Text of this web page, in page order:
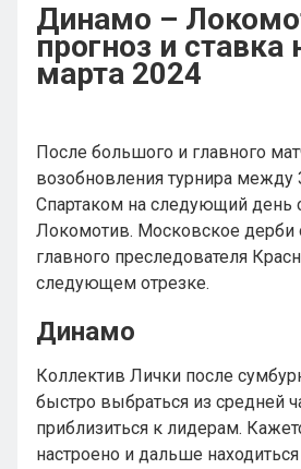
Динамо –
прогноз и ставка
марта 2024
После большого и главного
возобновления турнира между
Спартаком на следующий
Локомотив. Московское дерби
главного преследователя
следующем отрезке.
Динамо
Коллектив Лички после
быстро выбраться из средней
приблизиться к лидерам.
настроено и дальше